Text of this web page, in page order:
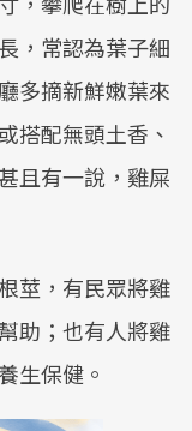
，常認為葉子細
多摘新鮮嫩葉來
搭配無頭土香、
且有一說，雞屎
莖，有民眾將雞
助；也有人將雞
生保健。